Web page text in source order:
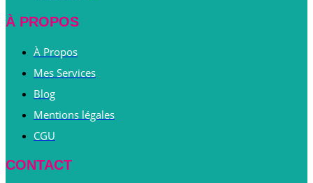
À PROPOS
À Propos
Mes Services
Blog
Mentions légales
CGU
CONTACT